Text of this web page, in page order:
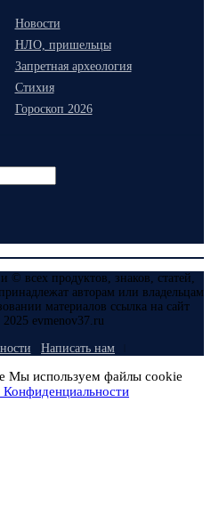
Новости
НЛО, пришельцы
Запретная археология
Стихия
Гороскоп 2026
всех продуктов, знаков, статей,
авторам или владельцам
материалов ссылка на сайт
2025 evmenov37.ru
Написать нам
Мы используем файлы cookie